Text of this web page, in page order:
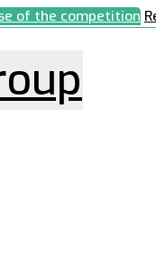
of the competition